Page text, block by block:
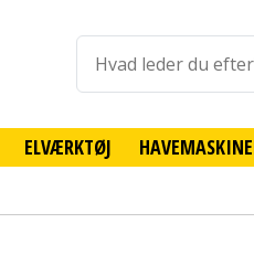
ELVÆRKTØJ